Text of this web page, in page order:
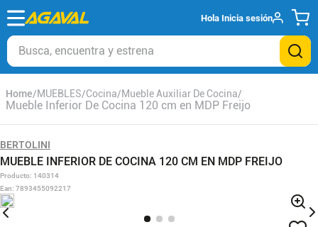
Hola Inicia sesión
Busca, encuentra y estrena
MUEBLES Cocina Mueble Auxiliar De Cocina
Mueble Inferior De Cocina 120 cm en MDP Freijo
BERTOLINI
MUEBLE INFERIOR DE COCINA 120 CM EN MDP FREIJO
Producto: 140314
Ean: 7893455092217